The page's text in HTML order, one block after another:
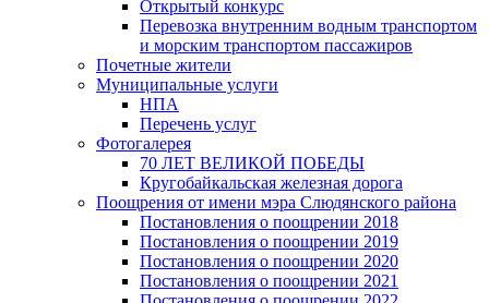
Открытый конкурс
Перевозка внутренним водным транспортом
и морским транспортом пассажиров
Почетные жители
Муниципальные услуги
НПА
Перечень услуг
Фотогалерея
70 ЛЕТ ВЕЛИКОЙ ПОБЕДЫ
Кругобайкальская железная дорога
Поощрения от имени мэра Слюдянского района
Постановления о поощрении 2018
Постановления о поощрении 2019
Постановления о поощрении 2020
Постановления о поощрении 2021